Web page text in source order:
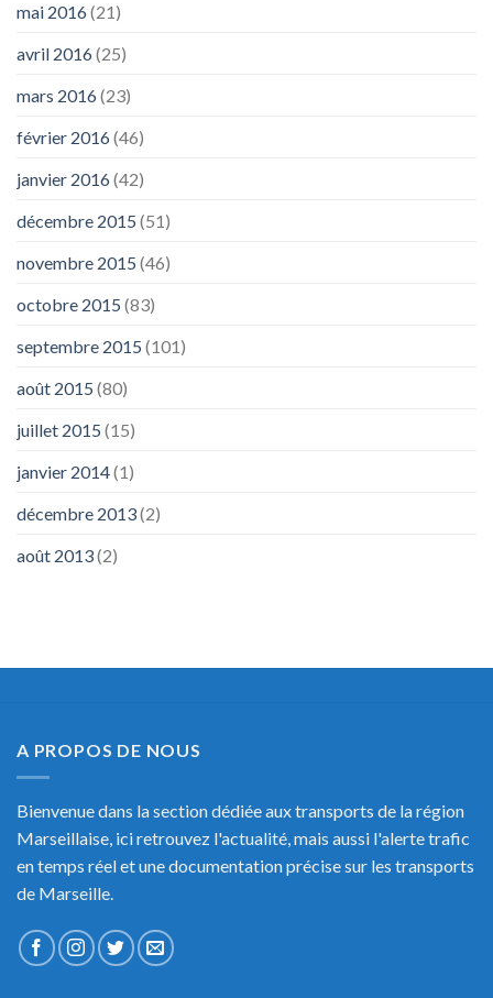
mai 2016(21)
avril 2016(25)
mars 2016(23)
février 2016(46)
janvier 2016(42)
décembre 2015 (51)
novembre 2015 (46)
octobre 2015 (83)
septembre 2015 (101)
août 2015 (80)
juillet 2015 (15)
janvier 2014(1)
décembre 2013(2)
août 2013(2)
A PROPOS DE NOUS
Bienvenue dans la section dédiée aux transports de la région
Marseillaise, ici retrouvez l'actualité, mais aussi l'alerte trafic
en temps réel et une documentation précise sur les transports
de Marseille.